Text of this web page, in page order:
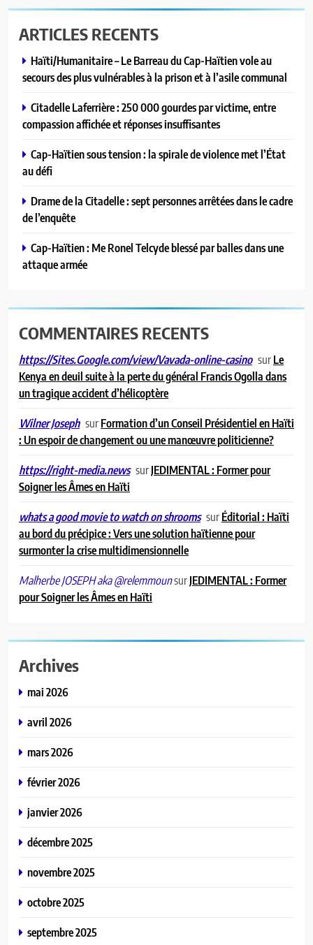
ARTICLES RECENTS
Haïti/Humanitaire – Le Barreau du Cap-Haïtien vole au
secours des plus vulnérables à la prison et à l’asile communal
Citadelle Laferrière : 250 000 gourdes par victime, entre
compassion affichée et réponses insuffisantes
Cap-Haïtien sous tension : la spirale de violence met l’État
au défi
Drame de la Citadelle : sept personnes arrêtées dans le cadre
de l’enquête
Cap-Haïtien : Me Ronel Telcyde blessé par balles dans une
attaque armée
COMMENTAIRES RECENTS
https://Sites.Google.com/view/Vavada-online-casino surLe
Kenya en deuil suite à la perte du général Francis Ogolla dans
un tragique accident d’hélicoptère
Wilner Joseph surFormation d’un Conseil Présidentiel en Haïti
: Un espoir de changement ou une manœuvre politicienne?
https://right-media.news surJEDIMENTAL : Former pour
Soigner les Âmes en Haïti
whats a good movie to watch on shrooms surÉditorial : Haïti
au bord du précipice : Vers une solution haïtienne pour
surmonter la crise multidimensionnelle
Malherbe JOSEPH aka @relemmounsurJEDIMENTAL : Former
pour Soigner les Âmes en Haïti
Archives
mai 2026
avril 2026
mars 2026
février 2026
janvier 2026
décembre 2025
novembre 2025
octobre 2025
septembre 2025